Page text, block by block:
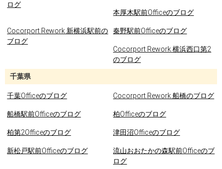
ログ
本厚木駅前Officeのブログ
Cocorport Rework 新横浜駅前の
ブログ
秦野駅前Officeのブログ
Cocorport Rework 横浜西口第2
のブログ
千葉県
千葉Officeのブログ Cocorport Rework 船橋のブログ
船橋駅前Officeのブログ 柏Officeのブログ
柏第2Officeのブログ 津田沼Officeのブログ
新松戸駅前Officeのブログ
流山おおたかの森駅前Officeのブ
ログ